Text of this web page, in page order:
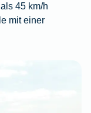
45 km/h
mit einer